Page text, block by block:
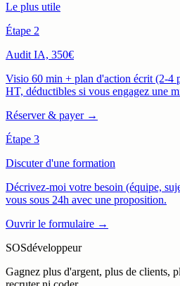
Le plus utile
Étape 2
Audit IA, 350€
Visio 60 min + plan d'action écrit (2-4
HT, déductibles si vous engagez une
Réserver & payer →
Étape 3
Discuter d'une formation
Décrivez-moi votre besoin (équipe,
vous sous 24h avec une proposition.
Ouvrir le formulaire →
SOSdéveloppeur
Gagnez plus d'argent, plus de clients,